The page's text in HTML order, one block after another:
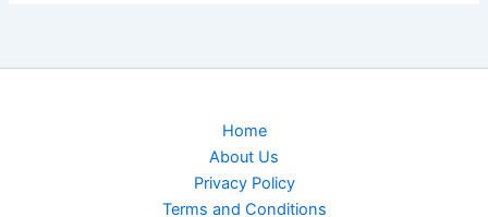
Home
About Us
Privacy Policy
Terms and Conditions